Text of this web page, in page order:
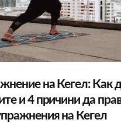
на Кегел: Как
и 4 причини да
на Кегел